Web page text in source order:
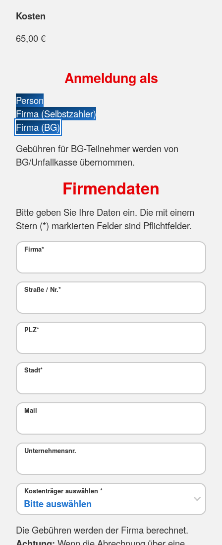
Kosten
65,00 €
Anmeldung als
Person
Firma (Selbstzahler)
Firma (BG)
Gebühren für BG-Teilnehmer werden von
BG/Unfallkasse übernommen.
Firmendaten
Bitte geben Sie Ihre Daten ein. Die mit einem
Stern (*) markierten Felder sind Pflichtfelder.
Firma*
Straße / Nr.*
PLZ*
Stadt*
Mail
Unternehmensnr.
Kostenträger auswählen *
Die Gebühren werden der Firma berechnet.